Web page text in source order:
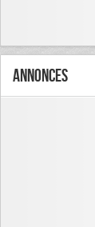
Annonces